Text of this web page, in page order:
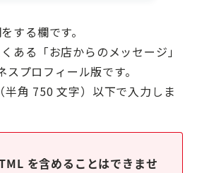
する欄です。
ある「お店からのメッセージ」
プロフィール版です。
角 750 文字）以下で入力しま
を含めることはできませ